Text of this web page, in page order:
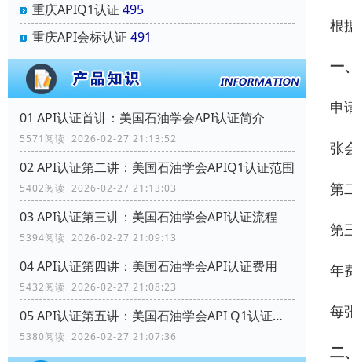
重庆APIQ1认证 495
重庆API会标认证 491
01 API认证首讲：美国石油学会API认证简介
5571阅读 2026-02-27 21:13:52
02 API认证第二讲：美国石油学会APIQ1认证范围
5402阅读 2026-02-27 21:13:03
03 API认证第三讲：美国石油学会API认证流程
5394阅读 2026-02-27 21:09:13
04 API认证第四讲：美国石油学会API认证费用
5432阅读 2026-02-27 21:08:23
05 API认证第五讲：美国石油学会API Q1认证范围
5380阅读 2026-02-27 21:07:36
根
一
申
张
第
第
年
每
二